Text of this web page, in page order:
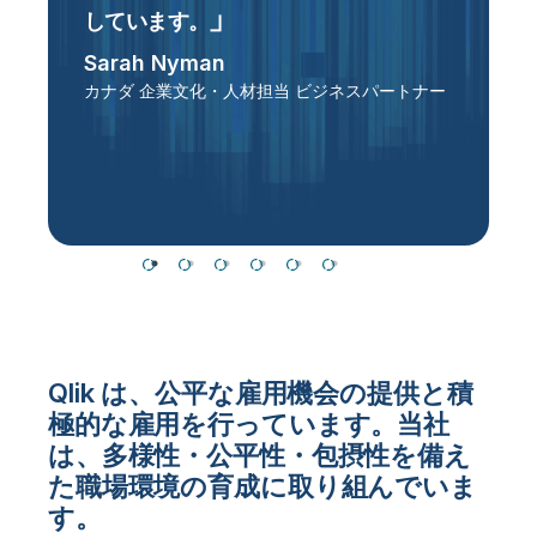
しています。
Sarah Nyman
カナダ 企業文化・人材担当 ビジネスパートナー
Qlik は、公平な雇用機会の提供と積
極的な雇用を行っています。当社
は、多様性・公平性・包摂性を備え
た職場環境の育成に取り組んでいま
す。